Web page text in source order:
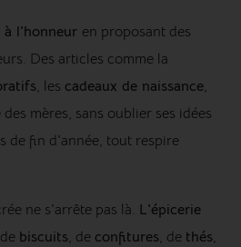
à l'honneur en proposant des
Des articles comme la
, les cadeaux de naissance,
mères, sans oublier ses idées
de fin d'année, tout respire
ne s'arrête pas là. L'épicerie
biscuits, de confitures, de thés,